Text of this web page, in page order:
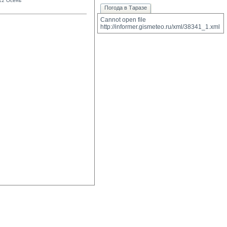
Погода в Таразе
Cannot open file
http://informer.gismeteo.ru/xml/38341_1.xml